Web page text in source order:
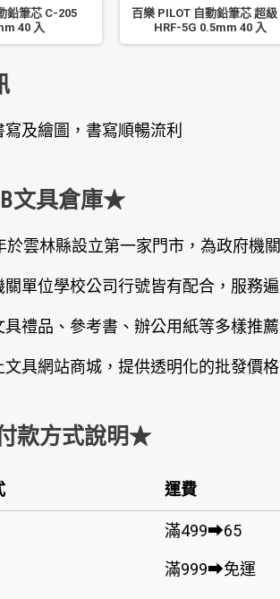
鉛筆芯 C-205
40 入
百樂 PILOT 自動鉛筆芯 超級
HRF-5G 0.5mm 40 入
及繪圖，書寫順暢流利
文具倉庫★
於雲林縣設立第一家門市，為政府機
單位學校公司行號皆有配合，服務
禮品、參考書、辦公用紙等多樣推
具網站商城，提供透明化的批發價
款方式說明★
運費
滿499➡65
滿999➡免運